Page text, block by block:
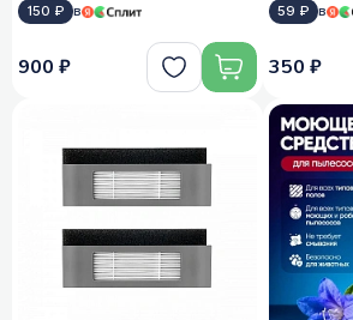
150 ₽ в
900 ₽
59 ₽ в
350 ₽